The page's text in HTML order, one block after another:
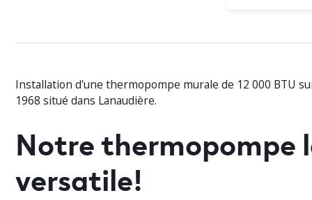
Installation d'une thermopompe murale de 12 000 BTU
1968 situé dans Lanaudière.
Notre thermopompe
versatile!